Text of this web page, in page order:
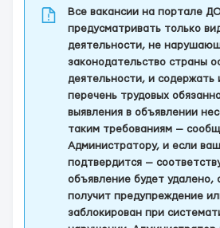
Все вакансии на портале
предусматривать только
деятельности, не
законодательство страны
деятельности, и
перечень трудовых
выявления в объявлении
таким требованиям —
Администратору, и если
подтвердится —
объявление будет удалено,
получит предупреждение
заблокирован при